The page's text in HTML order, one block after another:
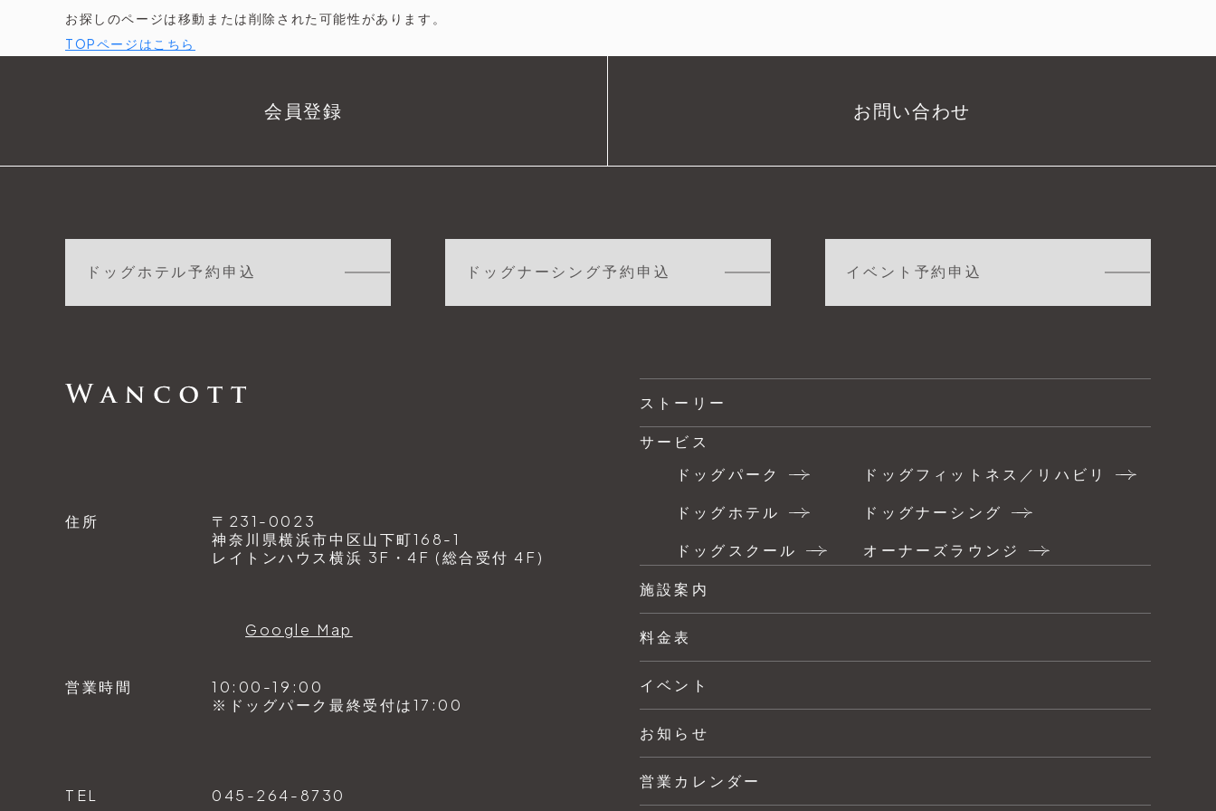
お探しのページは移動または削除された可能性があります。
TOPページはこちら
会員登録 お問い合わせ
ドッグホテル予約申込 ドッグナーシング予約申込 イベント予約申込
ストーリー
サービス
ドッグパーク
ドッグホテル
ドッグスクール
ドッグフィットネス／リハビリ
ドッグナーシング
オーナーズラウンジ
施設案内
料金表
イベント
お知らせ
営業カレンダー
住所
〒231-0023
神奈川県横浜市中区山下町168-1
レイトンハウス横浜 3F・4F (総合受付 4F)
Google Map
営業時間
10:00-19:00
※ドッグパーク最終受付は17:00
TEL 045-264-8730